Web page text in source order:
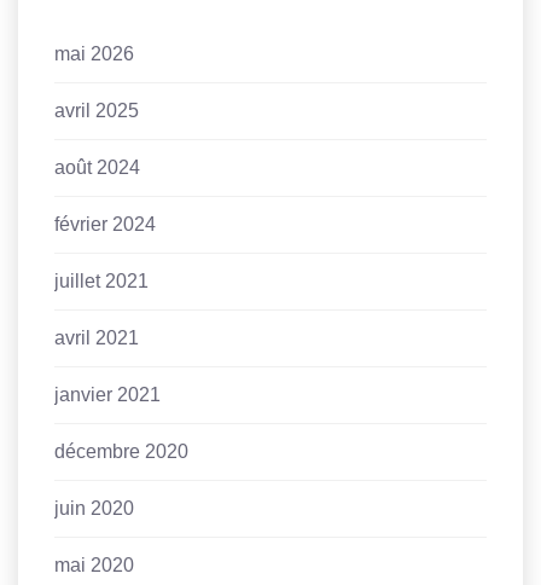
mai 2026
avril 2025
août 2024
février 2024
juillet 2021
avril 2021
janvier 2021
décembre 2020
juin 2020
mai 2020